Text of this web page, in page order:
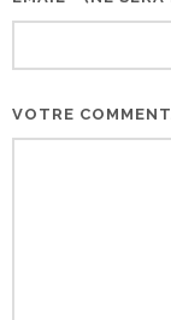
VOTRE